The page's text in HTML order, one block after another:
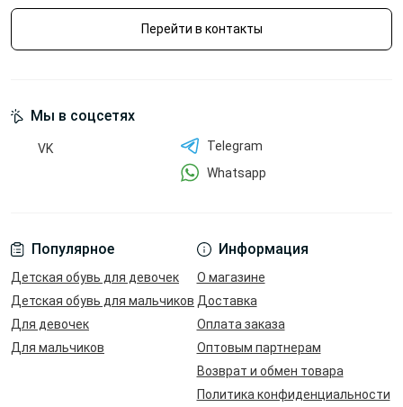
Перейти в контакты
Популярное
Детская обувь для девочек
Детская обувь для мальчиков
Для девочек
Для мальчиков
Информация
О магазине
Доставка
Оплата заказа
Оптовым партнерам
Возврат и обмен товара
Политика конфиденциальности
Мы в соцсетях
VK
Telegram
Whatsapp